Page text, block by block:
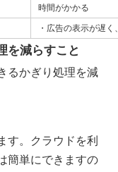
時間がかかる
・広告の表示が遅
を減らすこと
るかぎり処理を減
す。クラウドを利
簡単にできますの